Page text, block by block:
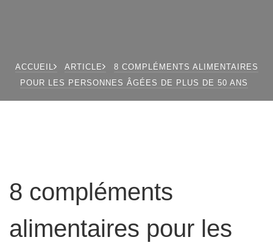
ACCUEIL ARTICLE
8 COMPLÉMENTS ALIMENTAIRES
POUR LES PERSONNES ÂGÉES DE PLUS DE 50 ANS
8 compléments
alimentaires pour les